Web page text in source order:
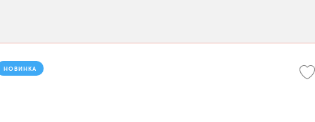
НОВИНКА